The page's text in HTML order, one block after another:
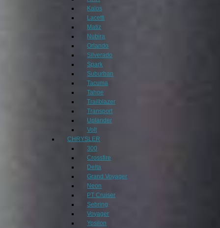
Kalos
Lacetti
Matiz
Nubira
Orlando
Silverado
Spark
Suburban
Tacuma
Tahoe
Trailblazer
Transport
Uplander
Volt
CHRYSLER
300
Crossfire
Delta
Grand Voyager
Neon
PT Cruiser
Sebring
Voyager
Ypsilon